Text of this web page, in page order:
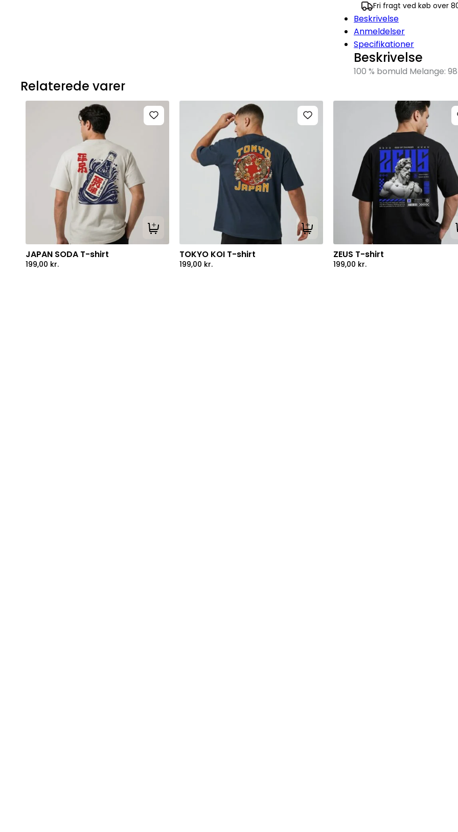
børn
antal
Fri fragt ved køb over
Beskrivelse
Anmeldelser
Specifikationer
Beskrivelse
100 % bomuld Melange:
Relaterede varer
Tilføj til kurv
JAPAN SODA T-shirt
199,00 kr.
Tilføj til kurv
TOKYO KOI T-shirt
199,00 kr.
ZEUS T-shirt
199,00 kr.